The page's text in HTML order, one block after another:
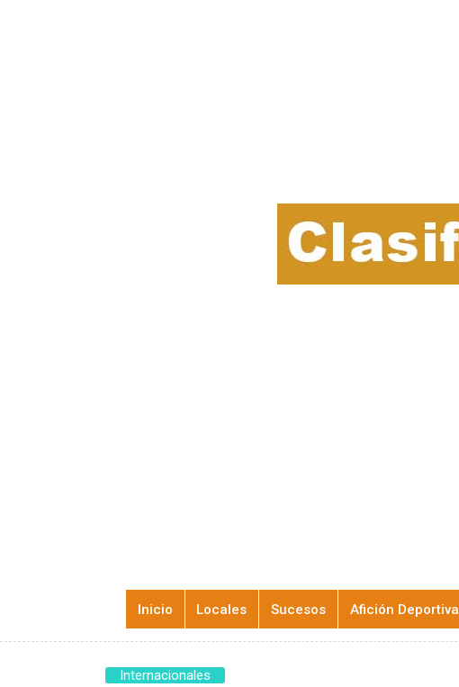
Inicio Locales Sucesos Afición Deportiva
Internacionales